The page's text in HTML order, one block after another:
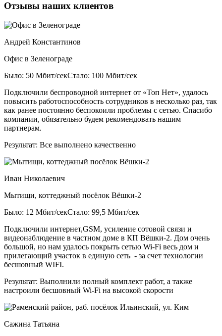
Отзывы наших клиентов
Андрей Константинов
Офис в Зеленограде
Было: 50 Мбит/секСтало: 100 Мбит/сек
Подключили беспроводной интернет от «Топ Нет», удалось
повысить работоспособность сотрудников в несколько раз, так
как ранее постоянно беспокоили проблемы с сетью. Спасибо
компании, обязательно будем рекомендовать нашим
партнерам.
Результат: Все выполнено качественно
Иван Николаевич
Мытищи, коттеджный посёлок Вёшки-2
Было: 12 Мбит/секСтало: 99,5 Мбит/сек
Подключили интернет,GSM, усиление сотовой связи и
видеонаблюдение в частном доме в КП Вёшки-2. Дом очень
большой, но нам удалось покрыть сетью Wi-Fi весь дом и
прилегающий участок в единую сеть - за счет технологии
бесшовный WIFI.
Результат: Выполнили полный комплект работ, а также
настроили бесшовный Wi-Fi на высокой скорости
Сажина Татьяна